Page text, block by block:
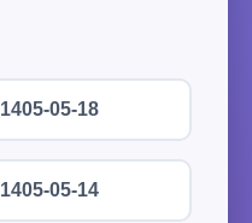
1405-05-18
1405-05-14